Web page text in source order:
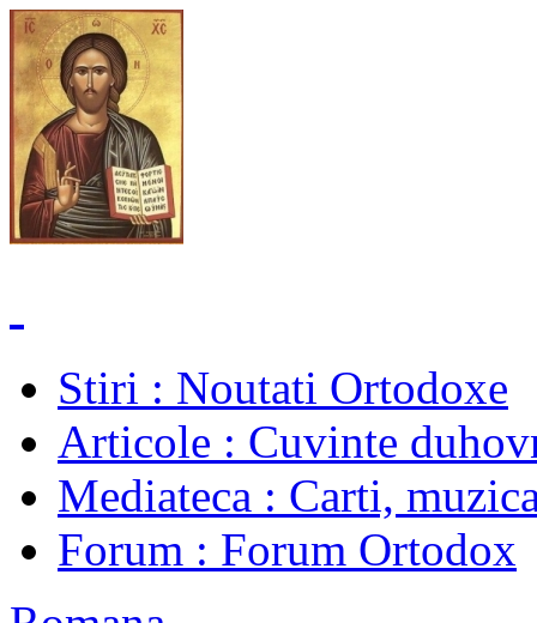
Stiri : Noutati Ortodoxe
Articole : Cuvinte
Mediateca : Carti,
Forum : Forum Ortodox